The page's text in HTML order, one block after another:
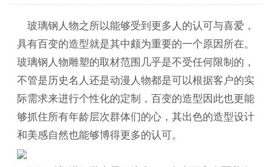
玻璃钢人物之所以能够受到更多人的认可与喜爱，
具有百变的造型就是其中颇为重要的一个原因所在。
玻璃钢人物雕塑的取材范围几乎是不受任何限制的，
不管是历史名人还是动漫人物都是可以根据客户的实
际需求来进行个性化的定制，百变的造型因此也更能
够抓住所有年龄层次群体们的心，其出色的造型设计
和美感自然也能够博得更多的认可。